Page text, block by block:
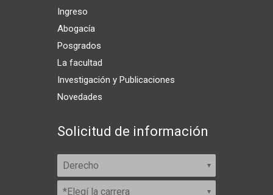
Ingreso
Abogacía
Posgrados
La facultad
Investigación y Publicaciones
Novedades
Solicitud de información